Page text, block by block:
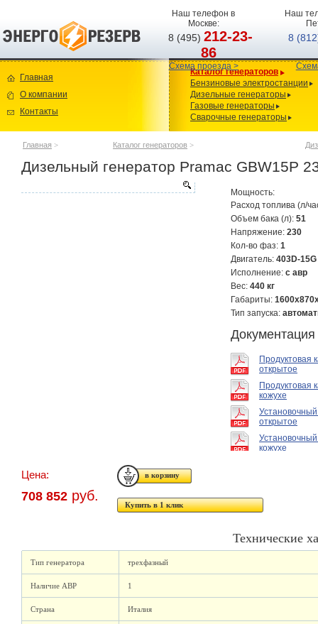
Наш телефон в
Москве:
8 (495)212-23-
86
Схема проезда >
Наш
8
Главная
О компании
Контакты
Каталог генераторов
Бензиновые электростанции
Дизельные генераторы
Газовые генераторы
Сварочные генераторы
Главная > Каталог генераторов >
Дизельный генератор Pramac GBW15P
Мощность:
Расход топлива (л/
Объем бака (л): 51
Напряжение: 230
Кол-во фаз: 1
Двигатель: 403D-15G
Исполнение: с авр
Вес: 440 кг
Габариты:
Тип запуска:
Документация
Продуктовая
открытое
Продуктовая
кожухе
открытое
кожухе
Цена:
708 852 руб.
Купить в 1 клик
Технические
Тип генератора трехфазный
Наличие АВР 1
Страна Италия